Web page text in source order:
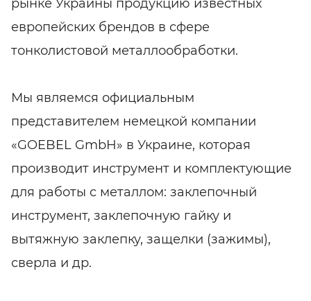
рынке Украины продукцию известных
европейских брендов в сфере
тонколистовой металлообработки.
Мы являемся официальным
представителем немецкой компании
«GOEBEL GmbH» в Украине, которая
производит инструмент и комплектующие
для работы с металлом: заклепочный
инструмент, заклепочную гайку и
вытяжную заклепку, защелки (зажимы),
сверла и др.